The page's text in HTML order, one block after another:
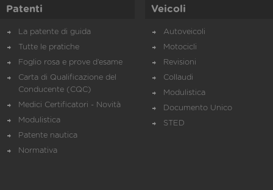
Patenti
La patente di guida
Tutte le pratiche
Foglio rosa e prove d’esame
Carta di Qualificazione del
Conducente (CQC)
Medici Certificatori - Novità
Modulistica
Patente nautica
Normativa
Veicoli
Autoveicoli
Motocicli
Revisioni
Collaudi
Modulistica
Documento Unico
STED